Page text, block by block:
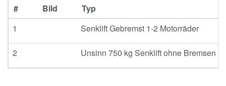
# Bild
Typ
1
Senklift Gebremst 1-2 Motorräder
2 Unsinn 750 kg Senklift ohne Bremsen